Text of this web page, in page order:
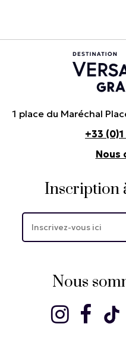
1 place du Maréchal
+33
Nous
Inscription
Nous